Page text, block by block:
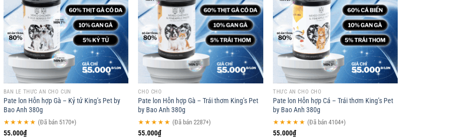
Add to
wishlist
BÁN LẺ THỨC ĂN CHO CÚN
Pate lon Hỗn hợp Gà – Kỷ tử King’s Pet by
Bao Anh 380g
★★★★★ (Đã bán 5170+)
55.000₫
Add to
wishlist
CHO CHÓ
Pate lon Hỗn hợp Gà – Trái thơm King’s Pet
by Bao Anh 380g
★★★★★ (Đã bán 2287+)
55.000₫
Add to
wishlist
THỨC ĂN CHO CHÓ
Pate lon Hỗn hợp Cá – Trái thơm King’s Pet
by Bao Anh 380g
★★★★★ (Đã bán 4104+)
55.000₫